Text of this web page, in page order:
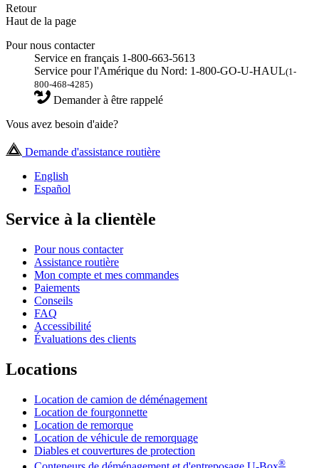
Retour
Haut de la page
Pour nous contacter
Service en français 1-800-663-5613
Service pour l'Amérique du Nord: 1-800-GO-U-HAUL(1-
800-468-4285)
Demander à être rappelé
Vous avez besoin d'aide?
Demande d'assistance routière
English
Español
Service à la clientèle
Pour nous contacter
Assistance routière
Mon compte et mes commandes
Paiements
Conseils
FAQ
Accessibilité
Évaluations des clients
Locations
Location de camion de déménagement
Location de fourgonnette
Location de remorque
Location de véhicule de remorquage
Diables et couvertures de protection
®